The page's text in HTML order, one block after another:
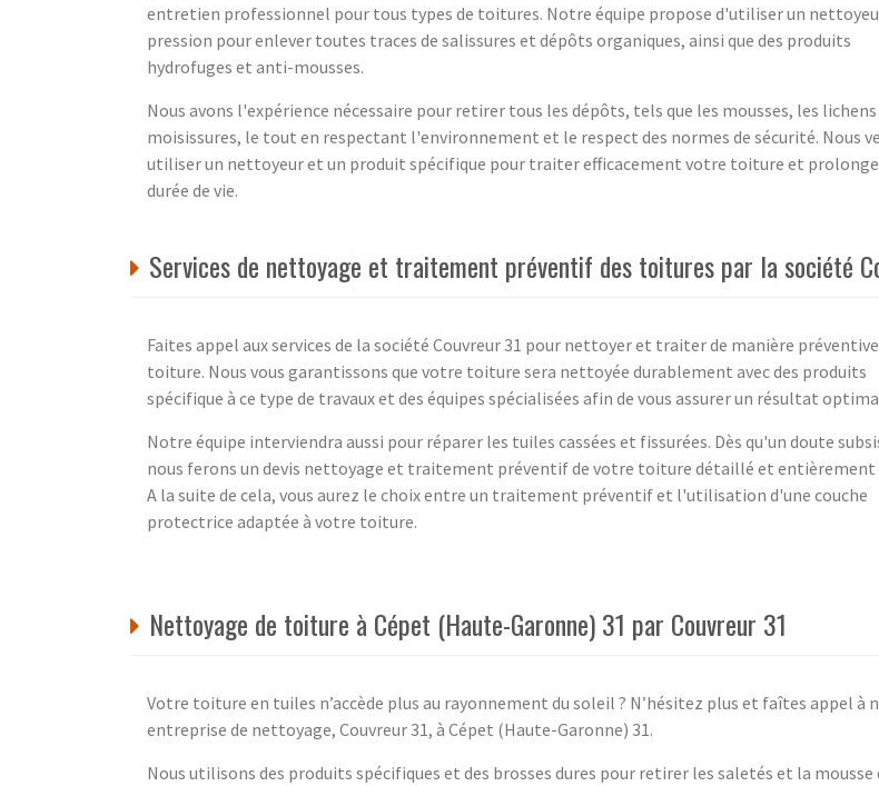
entretien professionnel pour tous types de toitures. Notre équipe propose d'utiliser un
pression pour enlever toutes traces de salissures et dépôts organiques, ainsi que des produits
hydrofuges et anti-mousses.
Nous avons l'expérience nécessaire pour retirer tous les dépôts, tels que les mousses, les
moisissures, le tout en respectant l'environnement et le respect des normes de sécurité. Nous
utiliser un nettoyeur et un produit spécifique pour traiter efficacement votre toiture et prolonge
durée de vie.
Services de nettoyage et traitement préventif des toitures par la société
Faites appel aux services de la société Couvreur 31 pour nettoyer et traiter de manière
toiture. Nous vous garantissons que votre toiture sera nettoyée durablement avec des produits
spécifique à ce type de travaux et des équipes spécialisées afin de vous assurer un résultat
Notre équipe interviendra aussi pour réparer les tuiles cassées et fissurées. Dès qu'un doute
nous ferons un devis nettoyage et traitement préventif de votre toiture détaillé et
A la suite de cela, vous aurez le choix entre un traitement préventif et l'utilisation d'une couche
protectrice adaptée à votre toiture.
Nettoyage de toiture à Cépet (Haute-Garonne) 31 par Couvreur 31
Votre toiture en tuiles n’accède plus au rayonnement du soleil ? N’hésitez plus et faîtes appel à
entreprise de nettoyage, Couvreur 31, à Cépet (Haute-Garonne) 31.
Nous utilisons des produits spécifiques et des brosses dures pour retirer les saletés et la mousse